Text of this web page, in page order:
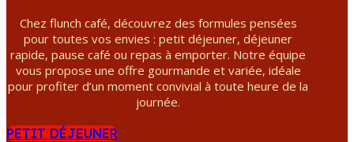
Chez flunch café, découvrez des formules pensées
pour toutes vos envies : petit déjeuner, déjeuner
rapide, pause café ou repas à emporter. Notre équipe
vous propose une offre gourmande et variée, idéale
pour profiter d’un moment convivial à toute heure de la
journée.
PETIT DÉJEUNER